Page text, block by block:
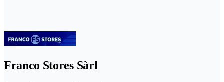
Franco Stores Sàrl